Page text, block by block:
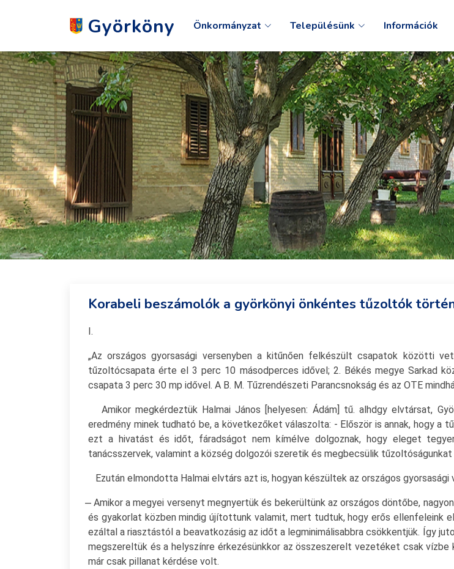
Györköny Önkormányzat Településünk Információk
Korabeli beszámolók a györkönyi önkéntes tűzoltók
I.
„Az országos gyorsasági versenyben a kitűnően felkészült csapatok közötti
tűzoltócsapata érte el 3 perc 10 másodperces idővel; 2. Békés megye Sarkad
csapata 3 perc 30 mp idővel. A B. M. Tűzrendészeti Parancsnokság és az OTE
Amikor megkérdeztük Halmai János [helyesen: Ádám] tű. alhdgy elvtársat,
eredmény minek tudható be, a következőket válaszolta: - Először is annak, hogy
ezt a hivatást és időt, fáradságot nem kímélve dolgoznak, hogy eleget
tanácsszervek, valamint a község dolgozói szeretik és megbecsülik tűzoltóságunkat
Ezután elmondotta Halmai elvtárs azt is, hogyan készültek az országos gyorsasági
Amikor a megyei versenyt megnyertük és bekerültünk az országos döntőbe,
és gyakorlat közben mindig újítottunk valamit, mert tudtuk, hogy erős ellenfeleink
ezáltal a riasztástól a beavatkozásig az időt a legminimálisabbra csökkentjük. Így
megszereltük és a helyszínre érkezésünkkor az összeszerelt vezetéket csak
már csak pillanat kérdése volt.